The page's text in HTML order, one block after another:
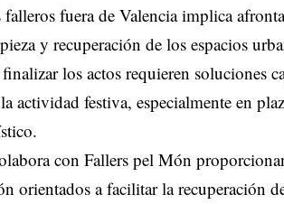
fuera de Valencia implica
y recuperación de los espacios
los actos requieren soluciones
actividad festiva, especialmente en
con Fallers pel Món
orientados a facilitar la recuperación